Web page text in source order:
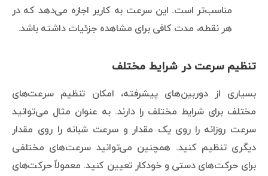
مناسب‌تر است. این سرعت به کاربر اجازه می‌دهد که در
هر نقطه، مدت کافی برای مشاهده جزئیات داشته باشد.
تنظیم سرعت در شرایط مختلف
بسیاری از دوربین‌های پیشرفته، امکان تنظیم سرعت‌های
مختلف برای شرایط مختلف را دارند. به عنوان مثال می‌توانید
سرعت روزانه را روی یک مقدار و سرعت شبانه را روی مقدار
دیگری تنظیم کنید. همچنین می‌توانید سرعت‌های مختلفی
برای حرکت‌های دستی و خودکار تعیین کنید. معمولاً حرکت‌های